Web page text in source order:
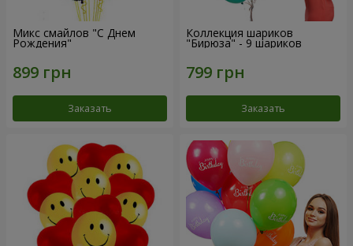
Микс смайлов "C Днем
Рождения"
Заказать
Коллекция шариков
"Бирюза" - 9 шариков
Заказать